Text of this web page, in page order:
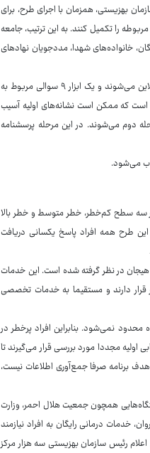
بهزیستی، همزمان با اجرای طرح، برای
مربوطه را تکمیل کنند. به این ترتیب، جامعه
خانواده‌های شهدا، مددجویان نهادهای
ساختار اجرایی طرح بر پایه یک نظام تریاژ سه‌مرحله‌ای طراحی شده است. در گام اول افراد وارد سامانه آنلاین می‌شوند و یک ابزار ۹ سوالی مربوط به
است که ممکن است نشانه‌های اولیه آسیب
دوم می‌شوند. در این مرحله پرسشنامه
می‌شود.
سه سطح کم‌خطر، خطر متوسط و خطر بالا
طرح همه افراد پاسخ یکسانی دریافت
هیجان در نظر گرفته شده است. این خدمات
قرار دارند و مستقیما به خدمات تخصصی
محدود نمی‌شود. بنابراین افراد پرخطر در
مجددا مورد بررسی قرار می‌گیرند تا
برنامه صرفا جمع‌آوری اطلاعات نیست،
همچون جمعیت هلال احمر، وزارت
خدمات درمانی رایگان به افراد نیازمند
رئیس سازمان بهزیستی سه هزار مرکز